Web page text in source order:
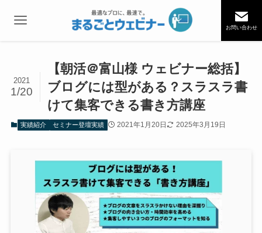
お問い合わせ
【朝活＠富山様 ウェビナー総括】
ブログには型がある？スラスラ書
けて集客できる書き方講座
2021
1/20
実績紹介 セミナー登壇実績 2021年1月20日 2025年3月19日